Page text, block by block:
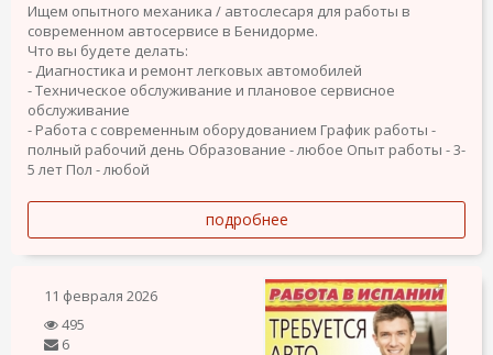
Ищем опытного механика / автослесаря для работы в
современном автосервисе в Бенидорме.
Что вы будете делать:
- Диагностика и ремонт легковых автомобилей
- Техническое обслуживание и плановое сервисное
обслуживание
- Работа с современным оборудованием График работы -
полный рабочий день Образование - любое Опыт работы - 3-
5 лет Пол - любой
подробнее
11 февраля 2026
495
6